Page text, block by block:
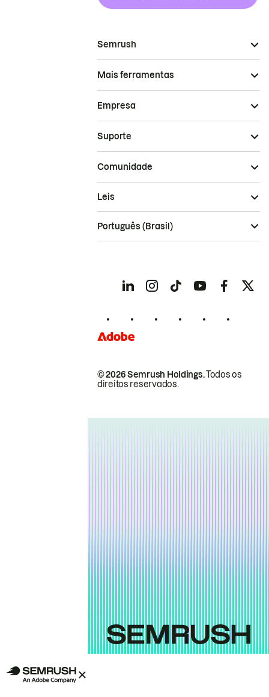
Semrush
Mais ferramentas
Empresa
Suporte
Comunidade
© 2026 Semrush Holdings.Todos os
direitos reservados.
Leis
Português (Brasil)